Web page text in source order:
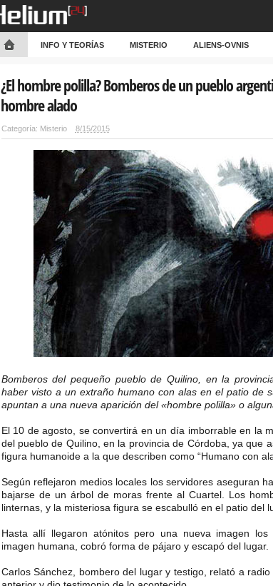
INFO Y TEORÍAS MISTERIO ALIENS-OVNIS
¿El hombre polilla? Bomberos de un pueblo
hombre alado
Categoría: Misterio 8/15/2015
Bomberos del pequeño pueblo de Quilino, en la
haber visto a un extraño humano con alas en el patio de
apuntan a una nueva aparición del «hombre polilla» o
El 10 de agosto, se convertirá en un día imborrable en la
del pueblo de Quilino, en la provincia de Córdoba, ya que
figura humanoide a la que describen como “Humano con
Según reflejaron medios locales los servidores aseguran
bajarse de un árbol de moras frente al Cuartel. Los
linternas, y la misteriosa figura se escabulló en el patio del
Hasta allí llegaron atónitos pero una nueva imagen
imagen humana, cobró forma de pájaro y escapó del lugar.
Carlos Sánchez, bombero del lugar y testigo, relató a